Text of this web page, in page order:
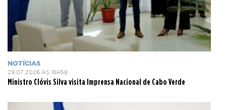
NOTÍCIAS
29.07.2026 ÀS 16H58
Ministro Clóvis Silva visita Imprensa Nacional de Cabo Verde